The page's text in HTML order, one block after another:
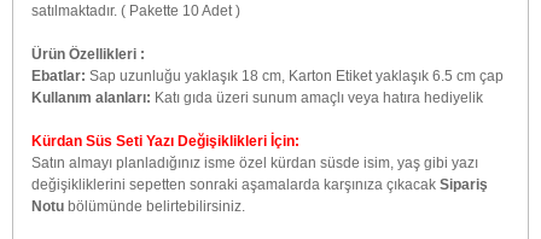
satılmaktadır. ( Pakette 10 Adet )
Ürün Özellikleri :
Ebatlar: Sap uzunluğu yaklaşık 18 cm, Karton Etiket yaklaşık 6.5 cm çap
Kullanım alanları: Katı gıda üzeri sunum amaçlı veya hatıra hediyelik
Kürdan Süs Seti Yazı Değişiklikleri İçin:
Satın almayı planladığınız isme özel kürdan süsde isim, yaş gibi yazı
değişikliklerini sepetten sonraki aşamalarda karşınıza çıkacak Sipariş
Notu bölümünde belirtebilirsiniz.